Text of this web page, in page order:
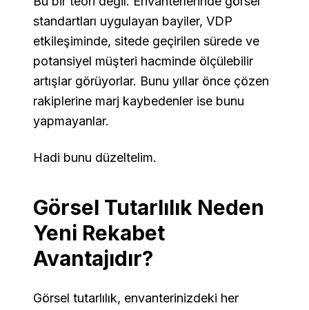
standartları uygulayan bayiler, VDP
etkileşiminde, sitede geçirilen sürede ve
potansiyel müşteri hacminde ölçülebilir
artışlar görüyorlar. Bunu yıllar önce çözen
rakiplerine marj kaybedenler ise bunu
yapmayanlar.
Hadi bunu düzeltelim.
Görsel Tutarlılık Neden
Yeni Rekabet
Avantajıdır?
Görsel tutarlılık, envanterinizdeki her